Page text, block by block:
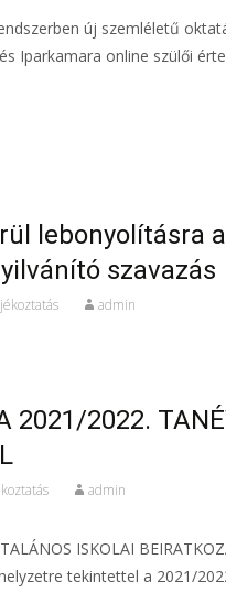
új szemléletű
Iparkamara online szülői
lebonyolításra
szavazás
admin
2021/2022.
admin
ISKOLAI
tekintettel a 2021/